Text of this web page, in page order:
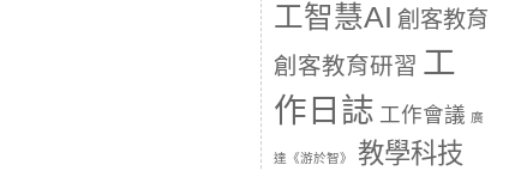
工智慧AI 創客教育
創客教育研習 工
作日誌 工作會議 廣
達《游於智》
教學科技